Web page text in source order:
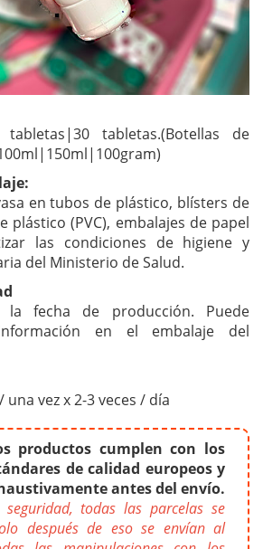
tabletas.(Botellas de
en tubos de plástico, blísters de
plástico (PVC), embalajes de papel
las condiciones de higiene y
del Ministerio de Salud.
la fecha de producción. Puede
en el embalaje del
vez x 2-3 veces / día
productos cumplen con los
de calidad europeos y
antes del envío.
todas las parcelas se
después de eso se envían al